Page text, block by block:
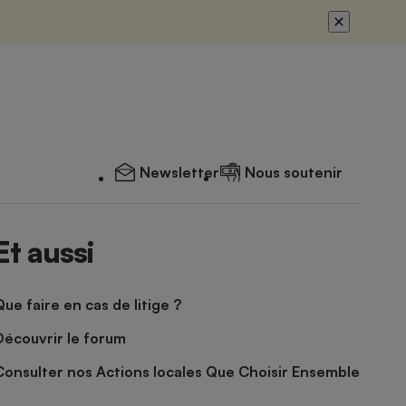
Newsletter Nous soutenir
aussi
faire en cas de litige ?
le forum
nos Actions locales Que Choisir Ensemble